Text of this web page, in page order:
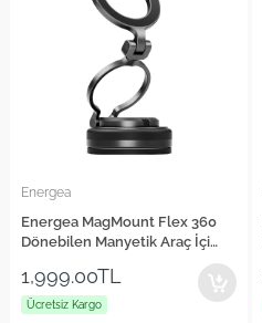
Energea
Energea MagMount Flex 360
Dönebilen Manyetik Araç İçi
1,999.00TL
Ücretsiz Kargo